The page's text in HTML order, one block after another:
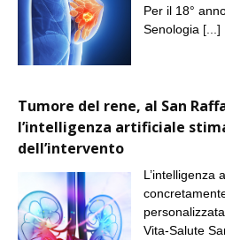
Per il 18°
Senologia [...]
Tumore del rene, al San
l’intelligenza artificiale
dell’intervento
L’intelligenza
Vita-Salute